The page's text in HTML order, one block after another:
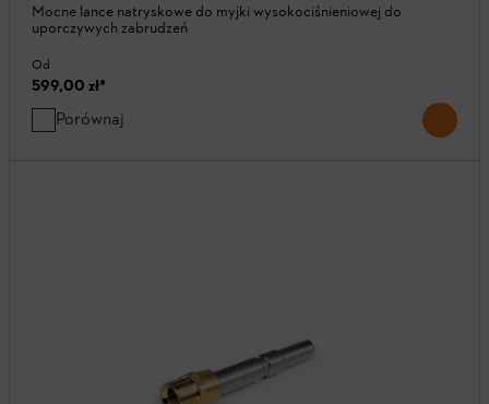
Mocne lance natryskowe do myjki wysokociśnieniowej do
uporczywych zabrudzeń
Od
599,00 zł*
Porównaj